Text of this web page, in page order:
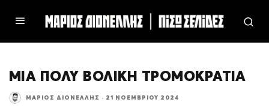
ΜΙΑ ΠΟΛΥ ΒΟΛΙΚΗ ΤΡΟΜΟΚΡΑΤΙΑ
ΜΆΡΙΟΣ ΔΙΟΝΈΛΛΗΣ · 21 ΝΟΕΜΒΡΊΟΥ 2024